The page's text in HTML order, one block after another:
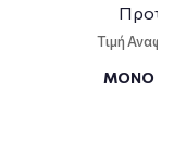
Τιμή
ΜΟΝΟ